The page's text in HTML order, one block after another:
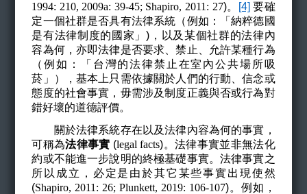
1994: 210, 2009a: 39-45; Shapiro, 2011: 27)。 [4] 要確
定一個社群是否具有法律系統（例如：「納粹德國
是有法律制度的國家」)，以及某個社群的法律內
容為何，亦即法律是否要求、禁止、允許某種行為
（例如：「台灣的法律禁止在室內公共場所吸
菸」），基本上只需依據關於人們的行動、信念或
態度的社會事實，毋需涉及制度正義與否或行為對
錯好壞的道德評價。
關於法律系統存在以及法律內容為何的事實，
可稱為法律事實 (legal facts)。法律事實並非無法化
約或不能進一步說明的終極基礎事實。法律事實之
所以成立，必定是由於其它某些事實出現使然
(Shapiro, 2011: 26; Plunkett, 2019: 106-107)。例如，